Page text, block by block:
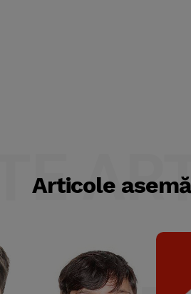
Articole